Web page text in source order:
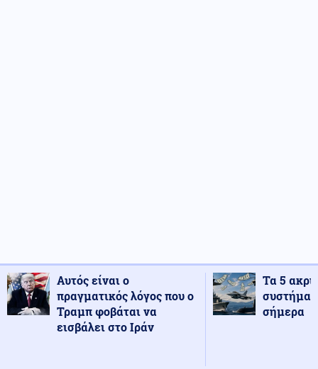
Αυτός είναι ο
πραγματικός λόγος που ο
Τραμπ φοβάται να
εισβάλει στο Ιράν
Τα 5
σήμερα